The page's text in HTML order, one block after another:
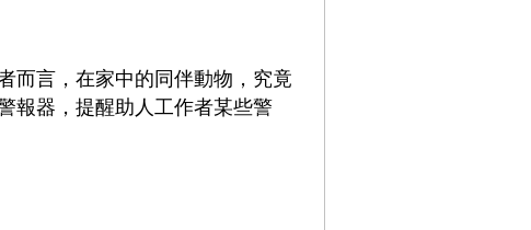
而言，在家中的同伴動物，究竟
報器，提醒助人工作者某些警